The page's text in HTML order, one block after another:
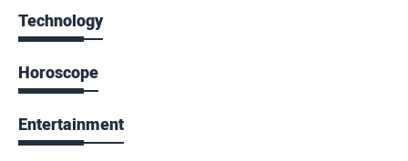
Technology
Horoscope
Entertainment